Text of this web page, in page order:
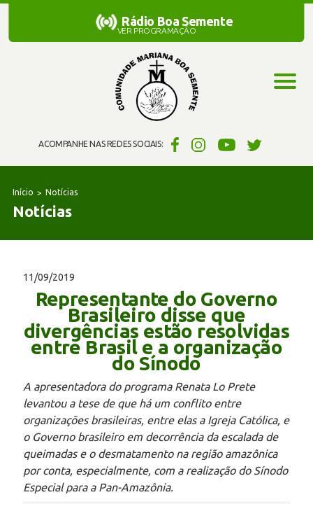
ACOMPANHE NAS REDES SOCIAIS:
Rádio Boa Semente
Rádio Boa Semente
VER PROGRAMAÇÃO
Início Notícias
Notícias
11/09/2019
Representante do Governo
Brasileiro disse que
divergências estão resolvidas
entre Brasil e a organização
do Sínodo
A apresentadora do programa Renata Lo Prete
levantou a tese de que há um conflito entre
organizações brasileiras, entre elas a Igreja Católica, e
o Governo brasileiro em decorrência da escalada de
queimadas e o desmatamento na região amazônica
por conta, especialmente, com a realização do Sínodo
Especial para a Pan-Amazônia.